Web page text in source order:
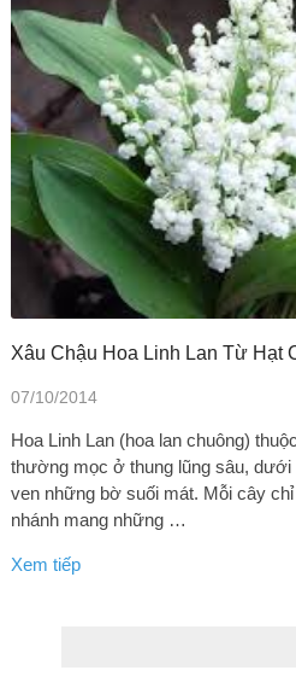
Xâu Chậu Hoa Linh Lan Từ Hạt
07/10/2014
Hoa Linh Lan (hoa lan chuông)
thường mọc ở thung lũng sâu,
ven những bờ suối mát. Mỗi cây
nhánh mang những …
Xem tiếp